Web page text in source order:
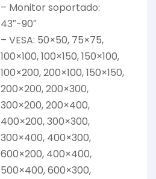
– Monitor soportado:
43″-90″
– VESA: 50×50, 75×75,
100×100, 100×150, 150×100,
100×200, 200×100, 150×150,
200×200, 200×300,
300×200, 200×400,
400×200, 300×300,
300×400, 400×300,
600×200, 400×400,
500×400, 600×300,